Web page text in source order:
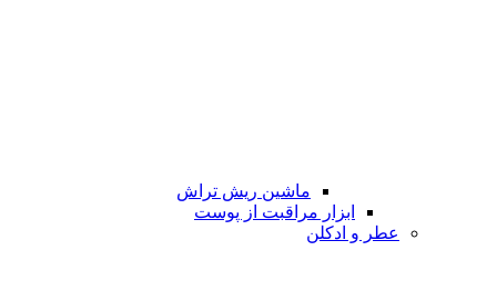
ماشین ریش تراش
ابزار مراقبت از پوست
عطر و ادکلن